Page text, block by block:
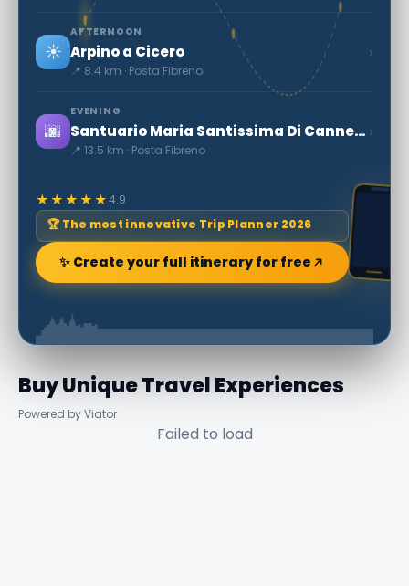
☀️
AFTERNOON
Arpino a Cicero
📍 8.4 km · Posta Fibreno
›
🌆
EVENING
Santuario Maria Santissima Di Canneto
📍 13.5 km · Posta Fibreno
›
★★★★★4.9
🏆 The most innovative Trip Planner 2026
✨ Create your full itinerary for free
Buy Unique Travel Experiences
Powered by Viator
Failed to load